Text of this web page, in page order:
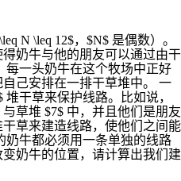
N \leq 12$，$N$ 是偶数）。
奶牛与他的朋友可以通过由干
每一头奶牛在这个牧场中正好
己安排在一排干草堆中。 一
干草来保护线路。比如说，
草堆 $7$ 中，并且他们是朋友
草来建造线路，使他们之间能
奶牛都必须用一条单独的线路
奶牛的位置，请计算出我们建